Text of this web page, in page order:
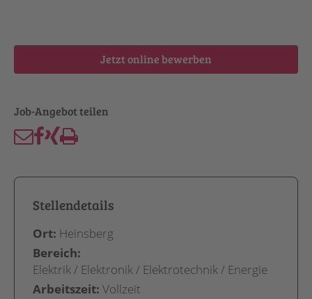
Jetzt online bewerben
Stellendetails
Ort: Heinsberg
Bereich:
Elektrik / Elektronik / Elektrotechnik / Energie
Arbeitszeit: Vollzeit